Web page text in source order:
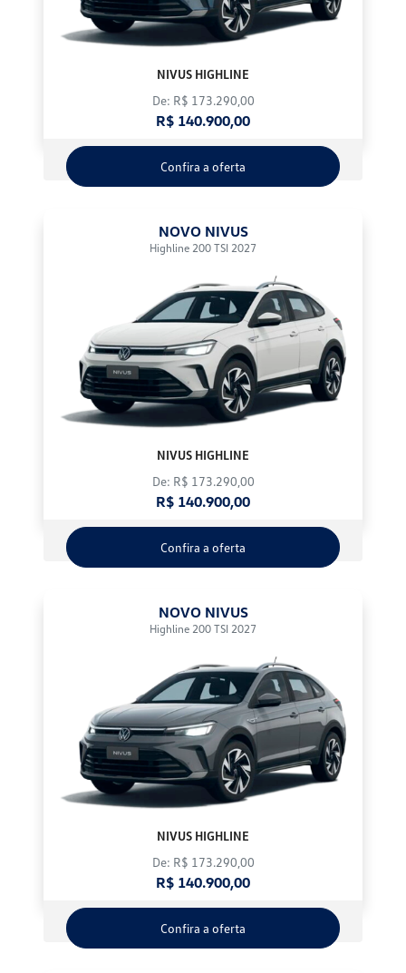
NIVUS HIGHLINE
De: R$ 173.290,00
R$ 140.900,00
Confira a oferta
NOVO NIVUS
Highline 200 TSI 2027
NIVUS HIGHLINE
De: R$ 173.290,00
R$ 140.900,00
Confira a oferta
NOVO NIVUS
Highline 200 TSI 2027
NIVUS HIGHLINE
De: R$ 173.290,00
R$ 140.900,00
Confira a oferta